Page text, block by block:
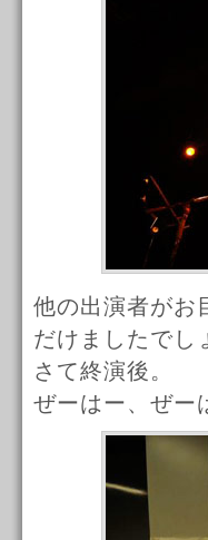
他の出演者がお
だけましたでし
さて終演後。
ぜーはー、ぜー